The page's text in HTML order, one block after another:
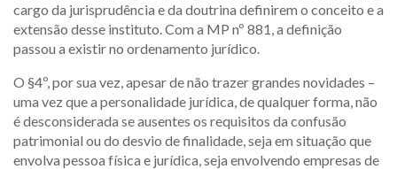
cargo da jurisprudência e da doutrina definirem o conceito e a
extensão desse instituto. Com a MP nº 881, a definição
passou a existir no ordenamento jurídico.
O §4º, por sua vez, apesar de não trazer grandes novidades –
uma vez que a personalidade jurídica, de qualquer forma, não
é desconsiderada se ausentes os requisitos da confusão
patrimonial ou do desvio de finalidade, seja em situação que
envolva pessoa física e jurídica, seja envolvendo empresas de